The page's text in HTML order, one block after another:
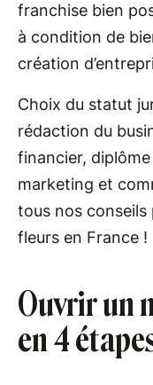
franchise bien
à condition de
création
Choix du statut
rédaction du
financier,
marketing et
tous nos conseils
fleurs en France !
Ouvrir un
en 4